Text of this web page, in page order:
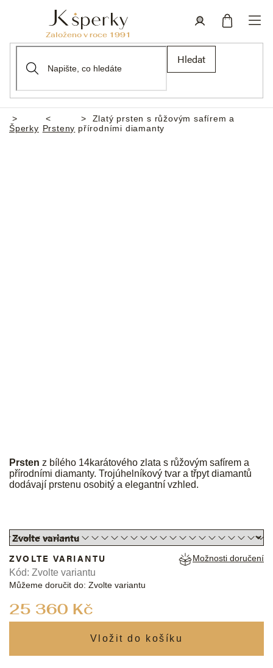
Hledat
Domů
Šperky Prsteny
Zlatý prsten s růžovým safírem a
přírodními diamanty
Prsten z bílého 14karátového zlata s růžovým safírem a
přírodními diamanty. Trojúhelníkový tvar a třpyt diamantů
dodávají prstenu osobitý a elegantní vzhled.
25 360 Kč
ZVOLTE VARIANTU
Můžeme doručit do: Zvolte variantu
Možnosti doručení
Kód: Zvolte variantu